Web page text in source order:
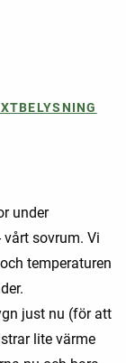
under
sovrum. Vi
temperaturen
just nu (för att
lite värme